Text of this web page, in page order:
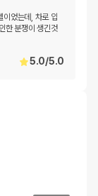
이었는데, 차로 입
한 분쟁이 생긴것
5.0/5.0